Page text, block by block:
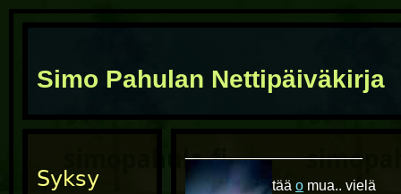
Simo Pahulan Nettipäiväkirja
Syksy
tää o mua.. vielä